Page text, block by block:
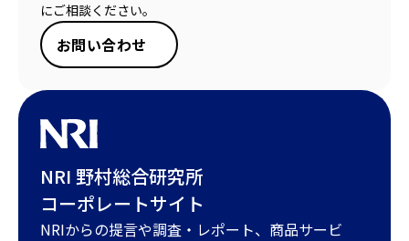
にご相談ください。
お問い合わせ
NRI 野村総合研究所
コーポレートサイト
NRIからの提言や調査・レポート、商品サービ